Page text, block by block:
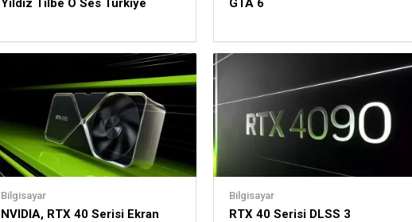
Yıldız Tilbe O Ses Türkiye GTA 6
Bilgisayar
NVIDIA, RTX 40 Serisi Ekran
Bilgisayar
RTX 40 Serisi DLSS 3